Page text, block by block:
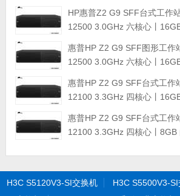
修）
HP惠普Z2 G9 SFF台式工作
12500 3.0GHz 六核心丨
保修）
惠普HP Z2 G9 SFF图形工作
12500 3.0GHz 六核心丨
惠普HP Z2 G9 SFF台式工作
12100 3.3GHz 四核心丨
修） 图形工作站
惠普HP Z2 G9 SFF台式工作
12100 3.3GHz 四核心丨8GB
H3C S5120V3-SI交换机 H3C S5500V3-SI